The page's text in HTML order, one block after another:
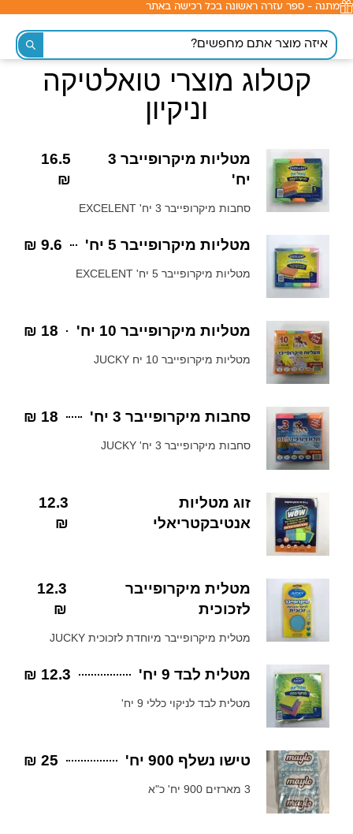
לתוכן
מתנה - ספר עזרה ראשונה בכל רכישה באתר
קטלוג מוצרי טואלטיקה
וניקיון
מטליות מיקרופייבר 3
יח'
16.5
₪
סחבות מיקרופייבר 3 יח' EXCELENT
מטליות מיקרופייבר 5 יח' 9.6 ₪
מטליות מיקרופייבר 5 יח' EXCELENT
מטליות מיקרופייבר 10 יח' 18 ₪
מטליות מיקרופייבר 10 יח JUCKY
סחבות מיקרופייבר 3 יח' 18 ₪
סחבות מיקרופייבר 3 יח' JUCKY
זוג מטליות
אנטיבקטריאלי
12.3
₪
מטלית מיקרופייבר
לזכוכית
12.3
₪
מטלית מיקרופייבר מיוחדת לזכוכית JUCKY
מטלית לבד 9 יח' 12.3 ₪
מטלית לבד לניקוי כללי 9 יח'
טישו נשלף 900 יח' 25 ₪
3 מארזים 900 יח' כ"א